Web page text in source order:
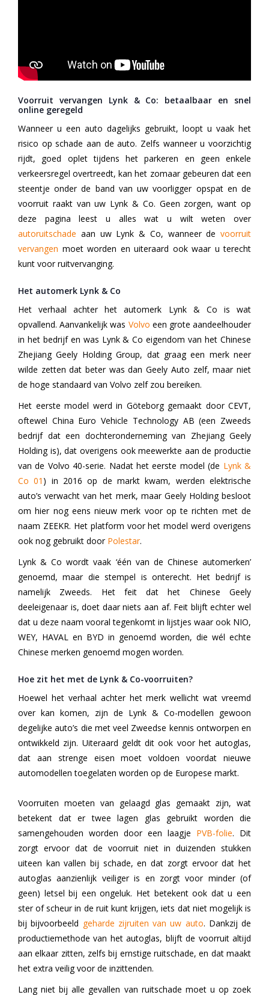
Voorruit vervangen Lynk & Co: betaalbaar en snel
online geregeld
Wanneer u een auto dagelijks gebruikt, loopt u vaak het
risico op schade aan de auto. Zelfs wanneer u voorzichtig
rijdt, goed oplet tijdens het parkeren en geen enkele
verkeersregel overtreedt, kan het zomaar gebeuren dat een
steentje onder de band van uw voorligger opspat en de
voorruit raakt van uw Lynk & Co. Geen zorgen, want op
deze pagina leest u alles wat u wilt weten over
autoruitschade aan uw Lynk & Co, wanneer de voorruit
vervangen moet worden en uiteraard ook waar u terecht
kunt voor ruitvervanging.
Het automerk Lynk & Co
Het verhaal achter het automerk Lynk & Co is wat
opvallend. Aanvankelijk was Volvo een grote aandeelhouder
in het bedrijf en was Lynk & Co eigendom van het Chinese
Zhejiang Geely Holding Group, dat graag een merk neer
wilde zetten dat beter was dan Geely Auto zelf, maar niet
de hoge standaard van Volvo zelf zou bereiken.
Het eerste model werd in Göteborg gemaakt door CEVT,
oftewel China Euro Vehicle Technology AB (een Zweeds
bedrijf dat een dochteronderneming van Zhejiang Geely
Holding is), dat overigens ook meewerkte aan de productie
van de Volvo 40-serie. Nadat het eerste model (de Lynk &
Co 01 ) in 2016 op de markt kwam, werden elektrische
auto’s verwacht van het merk, maar Geely Holding besloot
om hier nog eens nieuw merk voor op te richten met de
naam ZEEKR. Het platform voor het model werd overigens
ook nog gebruikt door Polestar.
Lynk & Co wordt vaak ‘één van de Chinese automerken’
genoemd, maar die stempel is onterecht. Het bedrijf is
namelijk Zweeds. Het feit dat het Chinese Geely
deeleigenaar is, doet daar niets aan af. Feit blijft echter wel
dat u deze naam vooral tegenkomt in lijstjes waar ook NIO,
WEY, HAVAL en BYD in genoemd worden, die wél echte
Chinese merken genoemd mogen worden.
Hoe zit het met de Lynk & Co-voorruiten?
Hoewel het verhaal achter het merk wellicht wat vreemd
over kan komen, zijn de Lynk & Co-modellen gewoon
degelijke auto’s die met veel Zweedse kennis ontworpen en
ontwikkeld zijn. Uiteraard geldt dit ook voor het autoglas,
dat aan strenge eisen moet voldoen voordat nieuwe
automodellen toegelaten worden op de Europese markt.
Voorruiten moeten van gelaagd glas gemaakt zijn, wat
betekent dat er twee lagen glas gebruikt worden die
samengehouden worden door een laagje PVB-folie. Dit
zorgt ervoor dat de voorruit niet in duizenden stukken
uiteen kan vallen bij schade, en dat zorgt ervoor dat het
autoglas aanzienlijk veiliger is en zorgt voor minder (of
geen) letsel bij een ongeluk. Het betekent ook dat u een
ster of scheur in de ruit kunt krijgen, iets dat niet mogelijk is
bij bijvoorbeeld geharde zijruiten van uw auto. Dankzij de
productiemethode van het autoglas, blijft de voorruit altijd
aan elkaar zitten, zelfs bij ernstige ruitschade, en dat maakt
het extra veilig voor de inzittenden.
Lang niet bij alle gevallen van ruitschade moet u op zoek